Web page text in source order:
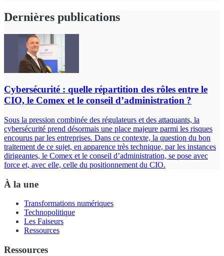
Dernières publications
Cybersécurité : quelle répartition des rôles entre le
CIO, le Comex et le conseil d’administration ?
Sous la pression combinée des régulateurs et des attaquants, la
cybersécurité prend désormais une place majeure parmi les risques
encourus par les entreprises. Dans ce contexte, la question du bon
traitement de ce sujet, en apparence très technique, par les instances
dirigeantes, le Comex et le conseil d’administration, se pose avec
force et, avec elle, celle du positionnement du CIO.
À la une
Transformations numériques
Technopolitique
Les Faiseurs
Ressources
Ressources